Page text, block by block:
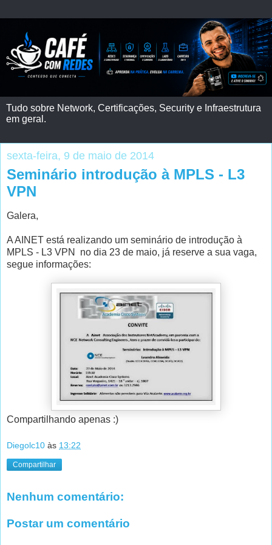
Tudo sobre Network, Certificações, Security e Infraestrutura
em geral.
sexta-feira, 9 de maio de 2014
Seminário introdução à MPLS - L3
VPN
Galera,
A AINET está realizando um seminário de introdução à
MPLS - L3 VPN no dia 23 de maio, já reserve a sua vaga,
segue informações:
Compartilhando apenas :)
Diegolc10 às 13:22
Compartilhar
Nenhum comentário:
Postar um comentário